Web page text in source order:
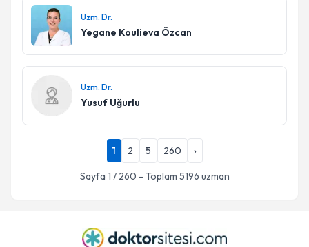
Uzm. Dr.
Yegane Koulieva Özcan
Uzm. Dr.
Yusuf Uğurlu
1 2 5 260 ›
Sayfa 1 / 260 - Toplam 5196 uzman